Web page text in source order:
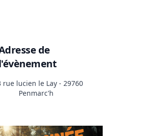
de
rue lucien le Lay - 29760
Penmarc'h